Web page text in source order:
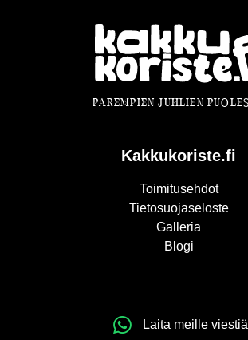
PAREMPIEN JUHLIEN
Kakkukoriste.fi
Toimitusehdot
Tietosuojaseloste
Galleria
Blogi
Laita meille viestiä